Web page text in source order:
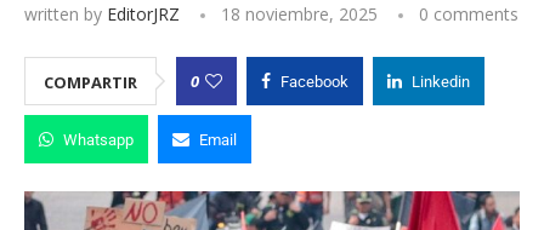
written by EditorJRZ 18 noviembre, 2025 0 comments
COMPARTIR 0 Facebook Linkedin
Whatsapp Email